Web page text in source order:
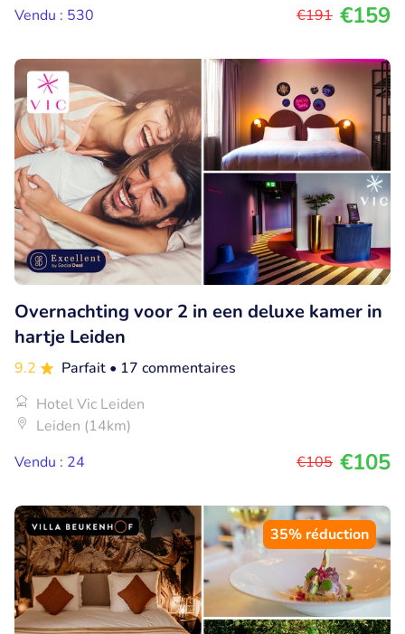
Vendu : 530
€191 €159
Overnachting voor 2 in een deluxe kamer in
hartje Leiden
9.2 Parfait • 17 commentaires
Hotel Vic Leiden
Leiden (14km)
Vendu : 24
€105 €105
35% réduction